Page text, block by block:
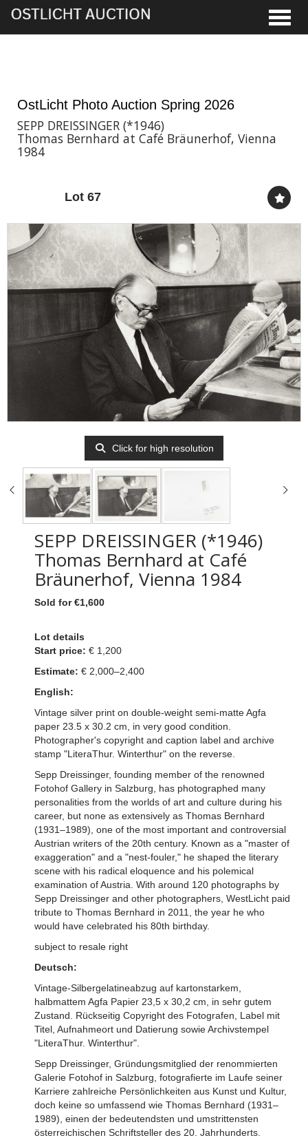
OstLicht Photo Auction Spring 2026
SEPP DREISSINGER (*1946)
Thomas Bernhard at Café Bräunerhof, Vienna
1984
Lot 67
Click for high resolution
SEPP DREISSINGER (*1946)
Thomas Bernhard at Café
Bräunerhof, Vienna 1984
Sold for €1,600
Lot details
Start price: € 1,200
Estimate: € 2,000–2,400
English:
Vintage silver print on double-weight semi-matte Agfa
paper 23.5 x 30.2 cm, in very good condition.
Photographer's copyright and caption label and archive
stamp "LiteraThur. Winterthur" on the reverse.
Sepp Dreissinger, founding member of the renowned
Fotohof Gallery in Salzburg, has photographed many
personalities from the worlds of art and culture during his
career, but none as extensively as Thomas Bernhard
(1931–1989), one of the most important and controversial
Austrian writers of the 20th century. Known as a "master of
exaggeration" and a "nest-fouler," he shaped the literary
scene with his radical eloquence and his polemical
examination of Austria. With around 120 photographs by
Sepp Dreissinger and other photographers, WestLicht paid
tribute to Thomas Bernhard in 2011, the year he who
would have celebrated his 80th birthday.
subject to resale right
Deutsch:
Vintage-Silbergelatineabzug auf kartonstarkem,
halbmattem Agfa Papier 23,5 x 30,2 cm, in sehr gutem
Zustand. Rückseitig Copyright des Fotografen, Label mit
Titel, Aufnahmeort und Datierung sowie Archivstempel
"LiteraThur. Winterthur".
Sepp Dreissinger, Gründungsmitglied der renommierten
Galerie Fotohof in Salzburg, fotografierte im Laufe seiner
Karriere zahlreiche Persönlichkeiten aus Kunst und Kultur,
doch keine so umfassend wie Thomas Bernhard (1931–
1989), einen der bedeutendsten und umstrittensten
österreichischen Schriftsteller des 20. Jahrhunderts.